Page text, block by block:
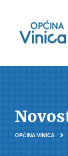
OPĆINA VINICA